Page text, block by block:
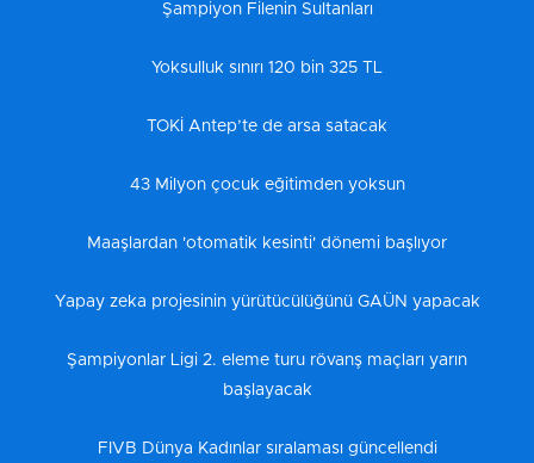
Şampiyon Filenin Sultanları
Yoksulluk sınırı 120 bin 325 TL
TOKİ Antep’te de arsa satacak
43 Milyon çocuk eğitimden yoksun
Maaşlardan 'otomatik kesinti' dönemi başlıyor
Yapay zeka projesinin yürütücülüğünü GAÜN yapacak
Şampiyonlar Ligi 2. eleme turu rövanş maçları yarın
başlayacak
FIVB Dünya Kadınlar sıralaması güncellendi